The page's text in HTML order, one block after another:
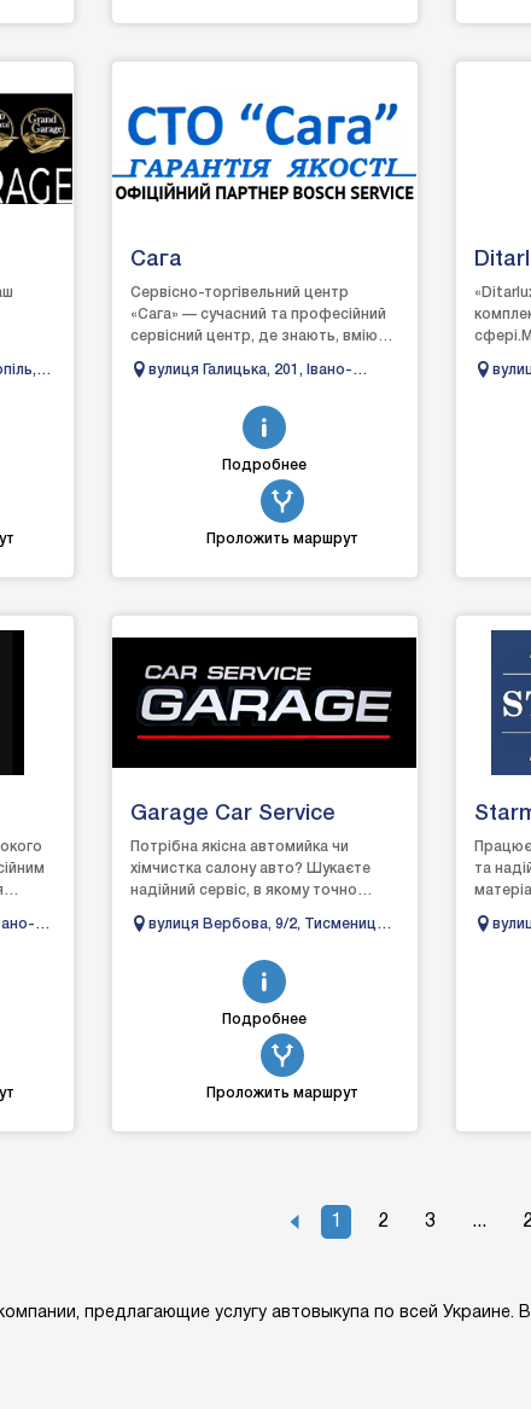
Сага
Сервісно-торгівельний центр
«Сага» — сучасний та професійний
сервісний центр, де знають, вміють
та усунути р...
вулиця Галицька, 201, Івано-
Подробнее
Проложить маршрут
Garage Car Service
Потрібна якісна автомийка чи
хімчистка салону авто? Шукаєте
надійний сервіс, в якому точно
його відремонтують? «Gara...
вулиця Вербова, 9/2, Тисмениця,
Подробнее
Проложить маршрут
та
1 2 3 ...
предлагающие услугу автовыкупа по всей